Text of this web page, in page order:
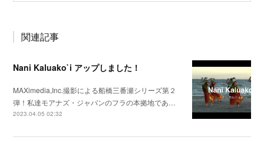
関連記事
Nani Kaluako`i アップしました！
MAXimedia,Inc.撮影による船橋三番瀬シリーズ第２
弾！私達モアナズ・ジャパンのフラの本拠地であ…
2023.04.05 02:32